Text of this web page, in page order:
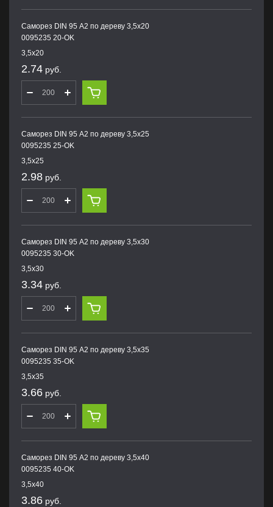
Саморез DIN 95 А2 по дереву 3,5х20
0095235 20-OK
3,5х20
2.74 руб.
Саморез DIN 95 А2 по дереву 3,5х25
0095235 25-OK
3,5х25
2.98 руб.
Саморез DIN 95 А2 по дереву 3,5х30
0095235 30-OK
3,5х30
3.34 руб.
Саморез DIN 95 А2 по дереву 3,5х35
0095235 35-OK
3,5х35
3.66 руб.
Саморез DIN 95 А2 по дереву 3,5х40
0095235 40-OK
3,5х40
3.86 руб.